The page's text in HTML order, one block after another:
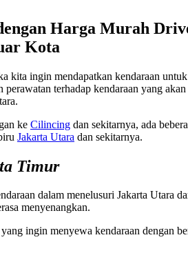
Harga Murah
Kota
kita ingin mendapatkan kendaraan
terhadap kendaraan yang
ke Cilincing dan sekitarnya, ada
Jakarta Utara dan sekitarnya.
Timur
dalam menelusuri Jakarta Utara
menyenangkan.
ingin menyewa kendaraan dengan